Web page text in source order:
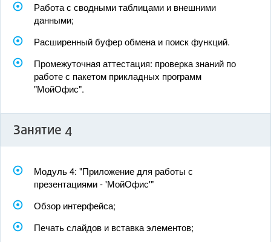
Работа с сводными таблицами и внешними
данными;
Расширенный буфер обмена и поиск функций.
Промежуточная аттестация: проверка знаний по
работе с пакетом прикладных программ
"МойОфис".
Занятие 4
Модуль 4: "Приложение для работы с
презентациями - 'МойОфис'"
Обзор интерфейса;
Печать слайдов и вставка элементов;